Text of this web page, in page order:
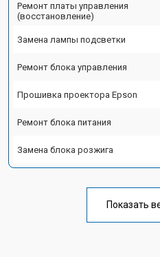
Ремонт платы управления
(восстановление)
Замена лампы подсветки
Ремонт блока управления
Прошивка проектора Epson
Ремонт блока питания
Замена блока розжига
Показать